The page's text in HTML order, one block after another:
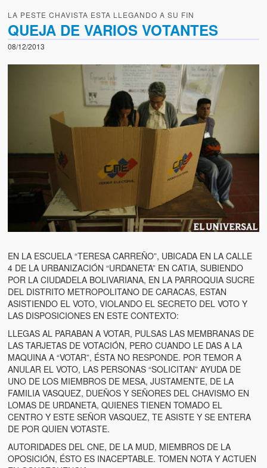
LA PESTE CHAVISTA ESTA LLEGANDO A SU FIN
QUEJA DE VARIOS VOTANTES
08/12/2013
EN LA ESCUELA “TERESA CARREÑO”, UBICADA EN LA CALLE
4 DE LA URBANIZACIÓN “URDANETA” EN CATIA, SUBIENDO
POR LA CIUDADELA BOLIVARIANA, EN LA PARROQUIA SUCRE
DEL DISTRITO METROPOLITANO DE CARACAS, ESTAN
ASISTIENDO EL VOTO, VIOLANDO EL SECRETO DEL VOTO Y
LAS DISPOSICIONES EN ESTE CONTEXTO:
LLEGAS AL PARABAN A VOTAR, PULSAS LAS MEMBRANAS DE
LAS TARJETAS DE VOTACIÓN, PERO CUANDO LE DAS A LA
MAQUINA A “VOTAR”, ÉSTA NO RESPONDE. POR TEMOR A
ANULAR EL VOTO, LAS PERSONAS “SOLICITAN” AYUDA DE
UNO DE LOS MIEMBROS DE MESA, JUSTAMENTE, DE LA
FAMILIA VASQUEZ, DUEÑOS Y SEÑORES DEL CHAVISMO EN
LOMAS DE URDANETA, QUIENES TIENEN TOMADO EL
CENTRO Y ESTE SEÑOR VASQUEZ, TE ASISTE Y SE ENTERA
DE POR QUIEN VOTASTE.
AUTORIDADES DEL CNE, DE LA MUD, MIEMBROS DE LA
OPOSICIÓN, ÉSTO ES INACEPTABLE. TOMEN NOTA Y ACTUEN